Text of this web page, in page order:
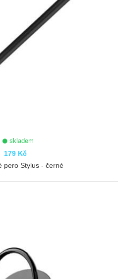
skladem
179 Kč
pero Stylus - černé